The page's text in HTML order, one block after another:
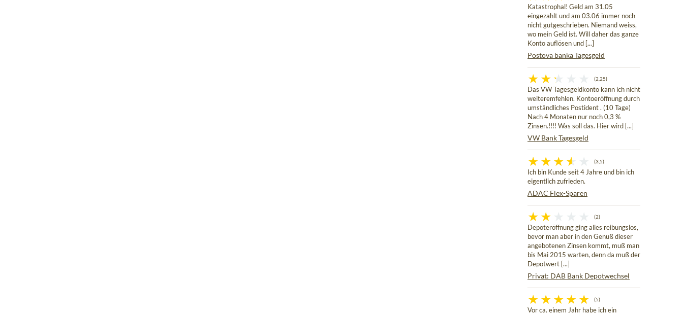
Katastrophal! Geld am 31.05
eingezahlt und am 03.06 immer noch
nicht gutgeschrieben. Niemand weiss,
wo mein Geld ist. Will daher das ganze
Konto auflösen und [...]
Postova banka Tagesgeld
(2,25)
Das VW Tagesgeldkonto kann ich nicht
weiteremfehlen. Kontoeröffnung durch
umständliches Postident . (10 Tage)
Nach 4 Monaten nur noch 0,3 %
Zinsen.!!!! Was soll das. Hier wird [...]
VW Bank Tagesgeld
(3,5)
Ich bin Kunde seit 4 Jahre und bin ich
eigentlich zufrieden.
ADAC Flex-Sparen
(2)
Depoteröffnung ging alles reibungslos,
bevor man aber in den Genuß dieser
angebotenen Zinsen kommt, muß man
bis Mai 2015 warten, denn da muß der
Depotwert [...]
Privat: DAB Bank Depotwechsel
(5)
Vor ca. einem Jahr habe ich ein